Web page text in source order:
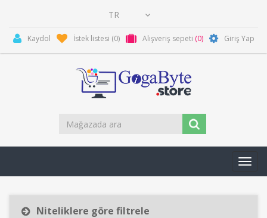
Kaydol İstek listesi (0) Alışveriş sepeti (0) Giriş Yap
Niteliklere göre filtrele